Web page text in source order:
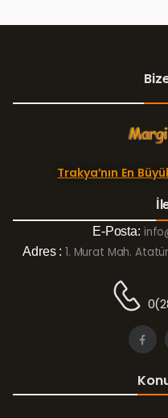
Trakya’nın En
E-Posta:
Adres : 1. Murat Mah.